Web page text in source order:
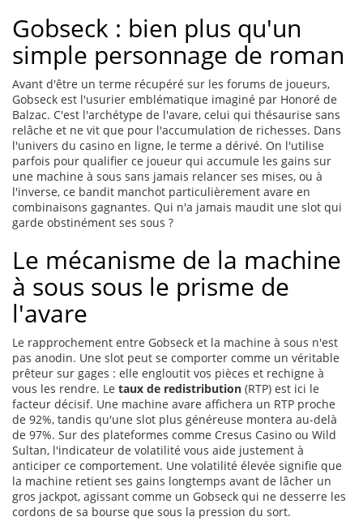
Gobseck : bien plus qu'un
simple personnage de roman
Avant d'être un terme récupéré sur les forums de joueurs,
Gobseck est l'usurier emblématique imaginé par Honoré de
Balzac. C'est l'archétype de l'avare, celui qui thésaurise sans
relâche et ne vit que pour l'accumulation de richesses. Dans
l'univers du casino en ligne, le terme a dérivé. On l'utilise
parfois pour qualifier ce joueur qui accumule les gains sur
une machine à sous sans jamais relancer ses mises, ou à
l'inverse, ce bandit manchot particulièrement avare en
combinaisons gagnantes. Qui n'a jamais maudit une slot qui
garde obstinément ses sous ?
Le mécanisme de la machine
à sous sous le prisme de
l'avare
Le rapprochement entre Gobseck et la machine à sous n'est
pas anodin. Une slot peut se comporter comme un véritable
prêteur sur gages : elle engloutit vos pièces et rechigne à
vous les rendre. Le taux de redistribution (RTP) est ici le
facteur décisif. Une machine avare affichera un RTP proche
de 92%, tandis qu'une slot plus généreuse montera au-delà
de 97%. Sur des plateformes comme Cresus Casino ou Wild
Sultan, l'indicateur de volatilité vous aide justement à
anticiper ce comportement. Une volatilité élevée signifie que
la machine retient ses gains longtemps avant de lâcher un
gros jackpot, agissant comme un Gobseck qui ne desserre les
cordons de sa bourse que sous la pression du sort.